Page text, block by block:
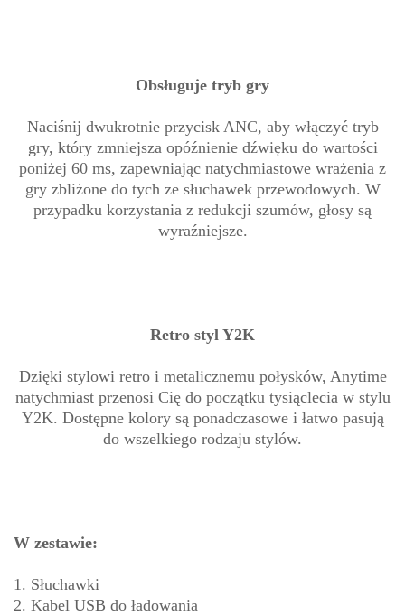
Obsługuje tryb gry
Naciśnij dwukrotnie przycisk ANC, aby włączyć tryb
gry, który zmniejsza opóźnienie dźwięku do wartości
poniżej 60 ms, zapewniając natychmiastowe wrażenia z
gry zbliżone do tych ze słuchawek przewodowych. W
przypadku korzystania z redukcji szumów, głosy są
wyraźniejsze.
Retro styl Y2K
Dzięki stylowi retro i metalicznemu połysków, Anytime
natychmiast przenosi Cię do początku tysiąclecia w stylu
Y2K. Dostępne kolory są ponadczasowe i łatwo pasują
do wszelkiego rodzaju stylów.
W zestawie:
1. Słuchawki
2. Kabel USB do ładowania